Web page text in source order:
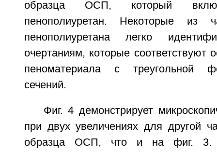
образца ОСП, который
пенополиуретан. Некоторые из
пенополиуретана легко
очертаниям, которые соответствуют
пеноматериала с треугольной
сечений.
Фиг. 4 демонстрирует
при двух увеличениях для другой
образца ОСП, что и на фиг. 3.